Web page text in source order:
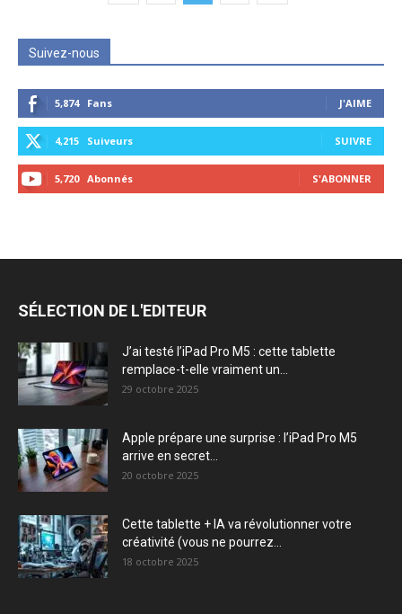
Suivez-nous
5,874 Fans J'AIME
4,215 Suiveurs SUIVRE
5,720 Abonnés S'ABONNER
SÉLECTION DE L'EDITEUR
J’ai testé l’iPad Pro M5 : cette tablette
remplace-t-elle vraiment un...
29 octobre 2025
Apple prépare une surprise : l’iPad Pro M5
arrive en secret...
20 octobre 2025
Cette tablette + IA va révolutionner votre
créativité (vous ne pourrez...
18 octobre 2025